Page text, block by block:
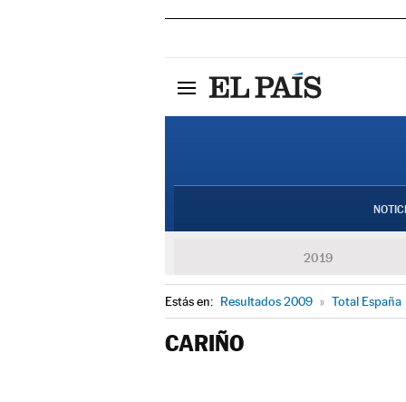
2019
Estás en: Resultados 2009 » Total España
CARIÑO